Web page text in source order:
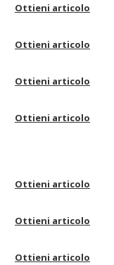
Ottieni articolo
Ottieni articolo
Ottieni articolo
Ottieni articolo
Ottieni articolo
Ottieni articolo
Ottieni articolo